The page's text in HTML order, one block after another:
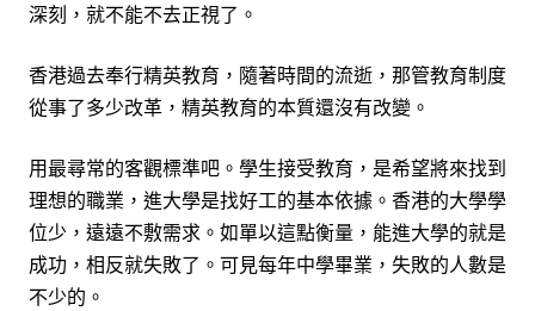
深刻，就不能不去正視了。
香港過去奉行精英教育，隨著時間的流逝，那管教育制度
從事了多少改革，精英教育的本質還沒有改變。
用最尋常的客觀標準吧。學生接受教育，是希望將來找到
理想的職業，進大學是找好工的基本依據。香港的大學學
位少，遠遠不敷需求。如單以這點衡量，能進大學的就是
成功，相反就失敗了。可見每年中學畢業 ，失敗的人數是
不少的。